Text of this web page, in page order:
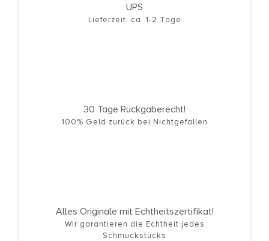
UPS
Lieferzeit: ca. 1-2 Tage
30 Tage Rückgaberecht!
100% Geld zurück bei Nichtgefallen
Alles Originale mit Echtheitszertifikat!
Wir garantieren die Echtheit jedes
Schmuckstücks